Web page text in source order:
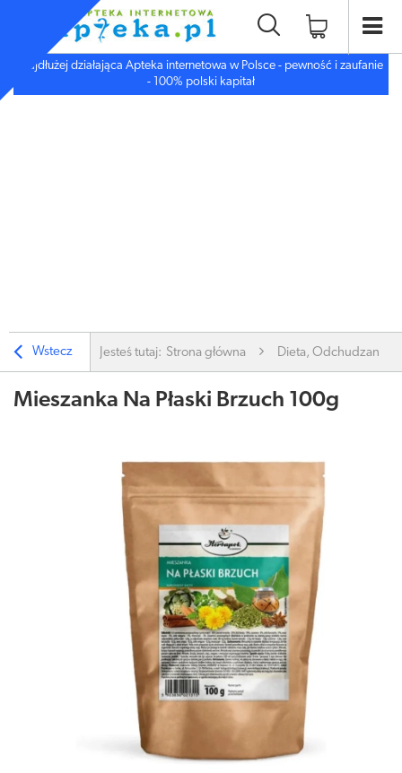
Najdłużej działająca Apteka internetowa w Polsce - pewność i zaufanie
- 100% polski kapitał
Wstecz Jesteś tutaj: Strona główna Dieta, Odchudzanie
Mieszanka Na Płaski Brzuch 100g